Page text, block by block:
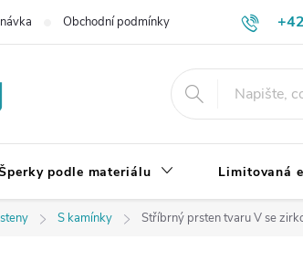
Obchodní podmínky Výměna, vrácení
podle materiálu Limitovaná
S kamínky Stříbrný prsten tvaru V se